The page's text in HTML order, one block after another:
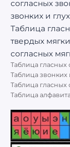
Таблица гласных
Таблица звонких
Таблица гласных
Таблица